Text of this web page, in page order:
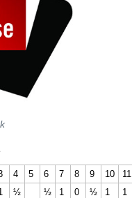
4 5 6 7 8 9 10
11
½ ½ 1 0 ½ 1
1